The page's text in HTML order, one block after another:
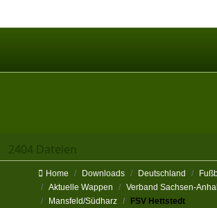
2404 Dateien
Home Downloads Deutschland
Aktuelle Wappen
Verband Sachsen-
Mansfeld/Südharz
FSV Hettstedt